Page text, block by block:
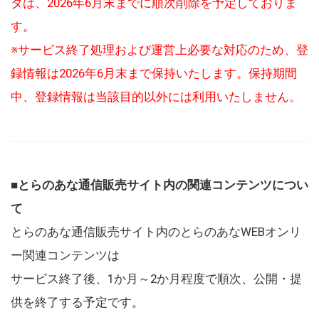
す。
※サービス終了処理および運営上必要な対応のため、登
録情報は2026年6月末まで保持いたします。保持期間
中、登録情報は当該目的以外には利用いたしません。
■とらのあな通信販売サイト内の関連コンテンツについ
て
とらのあな通信販売サイト内のとらのあなWEBオンリ
ー関連コンテンツは
サービス終了後、1か月～2か月程度で順次、公開・提
供を終了する予定です。